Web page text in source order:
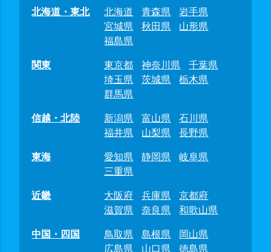
北海道・東北 北海道 青森県
岩手県
宮城県
秋田県
山形県
福島県
関東
東京都 神奈川県
千葉県
埼玉県
茨城県
栃木県
群馬県
信越・北陸
新潟県 富山県
石川県
福井県
山梨県
長野県
東海
愛知県 静岡県
岐阜県
三重県
近畿
大阪府 兵庫県
京都府
滋賀県
奈良県
和歌山県
中国・四国
鳥取県 島根県
岡山県
広島県
山口県 徳島県